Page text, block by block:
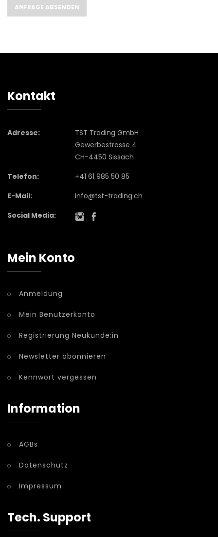
Kontakt
Adresse:
TST Trading GmbH
Gewerbestrasse 4
CH-4450 Sissach
Telefon:
+41 61 985 50 85
E-Mail:
info@tst-trading.ch
Social Media:
Mein Konto
Anmeldung
Mein Benutzerkonto
Registrierung Neukunde:in
Newsletter abonnieren
Kennwort vergessen
Information
AGBs
Datenschutz
Impressum
Tech. Support